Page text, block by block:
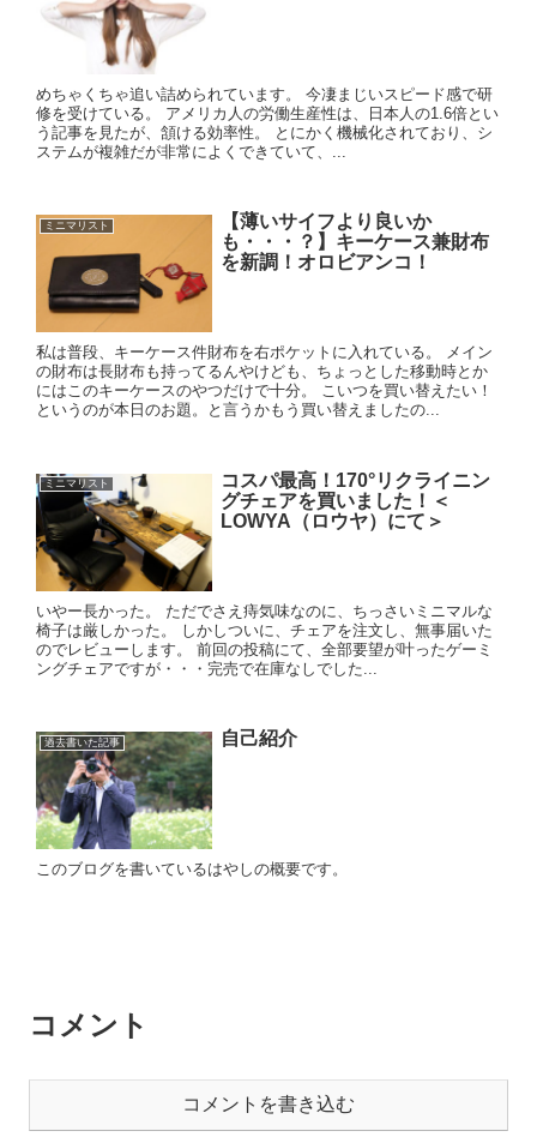
めちゃくちゃ追い詰められています。 今凄まじいスピード感で研
修を受けている。 アメリカ人の労働生産性は、日本人の1.6倍とい
う記事を見たが、頷ける効率性。 とにかく機械化されており、シ
ステムが複雑だが非常によくできていて、...
ミニマリスト
【薄いサイフより良いか
も・・・？】キーケース兼財布
を新調！オロビアンコ！
私は普段、キーケース件財布を右ポケットに入れている。 メイン
の財布は長財布も持ってるんやけども、ちょっとした移動時とか
にはこのキーケースのやつだけで十分。 こいつを買い替えたい！
というのが本日のお題。と言うかもう買い替えましたの...
ミニマリスト
コスパ最高！170°リクライニン
グチェアを買いました！＜
LOWYA（ロウヤ）にて＞
いやー長かった。 ただでさえ痔気味なのに、ちっさいミニマルな
椅子は厳しかった。 しかしついに、チェアを注文し、無事届いた
のでレビューします。 前回の投稿にて、全部要望が叶ったゲーミ
ングチェアですが・・・完売で在庫なしでした...
過去書いた記事 自己紹介
このブログを書いているはやしの概要です。
コメント
コメントを書き込む